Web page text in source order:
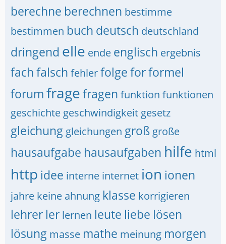
berechne berechnen bestimme
bestimmen buch deutsch deutschland
dringend elle ende englisch ergebnis
fachfalsch fehlerfolgeforformel
forumfragefragen funktion funktionen
geschichte geschwindigkeit gesetz
gleichung gleichungen groß große
hausaufgabe hausaufgaben hilfe html
http idee interne internet ion ionen
jahre keine ahnung klasse korrigieren
lehrer ler lernen leute liebe lösen
lösung masse mathe meinung morgen